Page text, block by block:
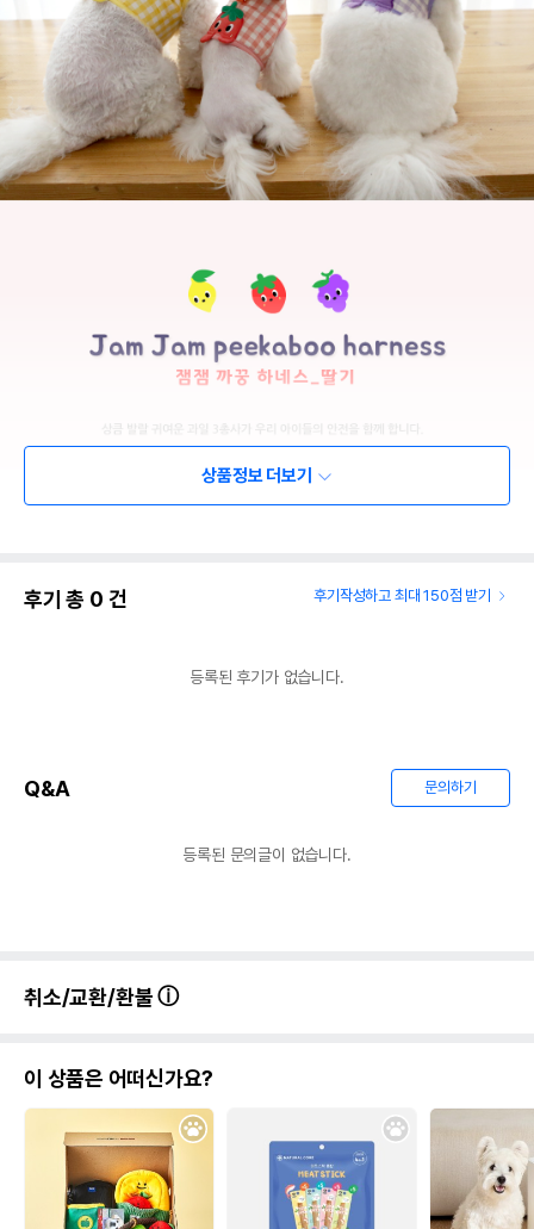
상품정보 더보기
후기 총 0 건 후기작성하고 최대 150점 받기
등록된 후기가 없습니다.
Q&A 문의하기
등록된 문의글이 없습니다.
취소/교환/환불
이 상품은 어떠신가요?